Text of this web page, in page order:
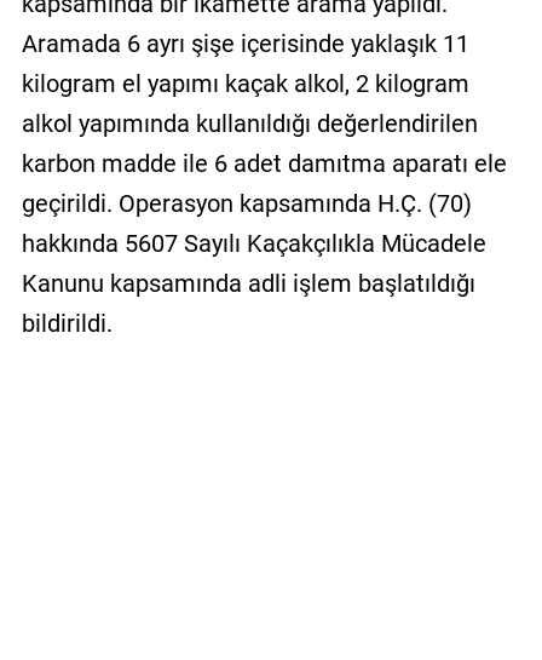
Aramada 6 ayrı şişe içerisinde yaklaşık 11
kilogram el yapımı kaçak alkol, 2 kilogram
alkol yapımında kullanıldığı değerlendirilen
karbon madde ile 6 adet damıtma aparatı ele
geçirildi. Operasyon kapsamında H.Ç. (70)
hakkında 5607 Sayılı Kaçakçılıkla Mücadele
Kanunu kapsamında adli işlem başlatıldığı
bildirildi.